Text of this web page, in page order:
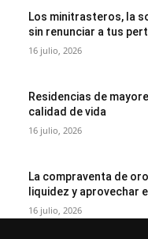
Los minitrasteros, la
sin renunciar a tus
16 julio, 2026
Residencias de
calidad de vida
16 julio, 2026
La compraventa de
liquidez y aprovechar
16 julio, 2026